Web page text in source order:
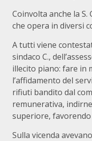
Coinvolta anche la S.
che opera in diversi
A tutti viene
sindaco C.,
illecito piano: fare in
l’affidamento del
rifiuti bandito dal
remunerativa,
superiore, favorendo
Sulla vicenda